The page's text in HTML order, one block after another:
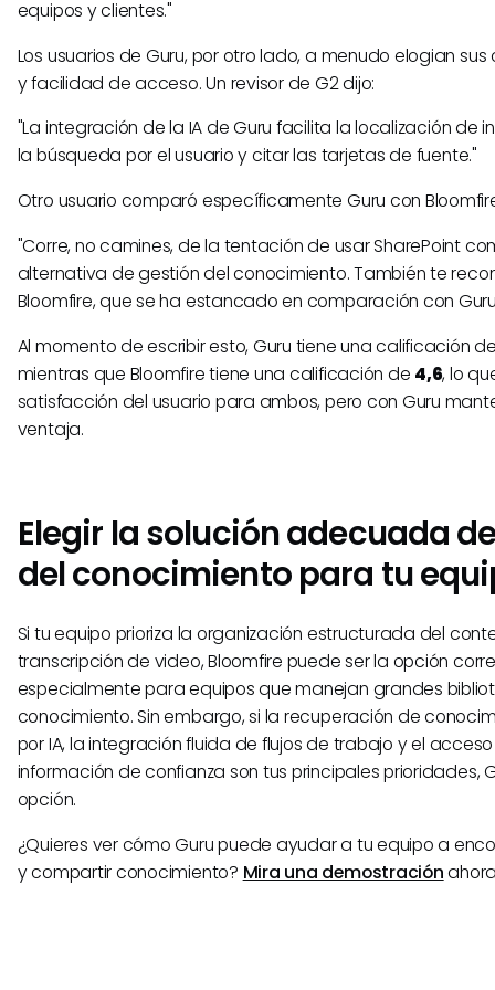
equipos y clientes."
Los usuarios de Guru, por otro lado, a menudo elogian
y facilidad de acceso. Un revisor de G2 dijo:
"La integración de la IA de Guru facilita la localización de
la búsqueda por el usuario y citar las tarjetas de fuente."
Otro usuario comparó específicamente Guru con
"Corre, no camines, de la tentación de usar SharePoint
alternativa de gestión del conocimiento. También te
Bloomfire, que se ha estancado en comparación con
Al momento de escribir esto, Guru tiene una calificación
mientras que Bloomfire tiene una calificación de 4,6, lo
satisfacción del usuario para ambos, pero con Guru
ventaja.
Elegir la solución adecuada
del conocimiento para tu
Si tu equipo prioriza la organización estructurada del
transcripción de video, Bloomfire puede ser la opción
especialmente para equipos que manejan grandes
conocimiento. Sin embargo, si la recuperación de
por IA, la integración fluida de flujos de trabajo y el
información de confianza son tus principales prioridades,
opción.
¿Quieres ver cómo Guru puede ayudar a tu equipo a
y compartir conocimiento? Mira una demostración